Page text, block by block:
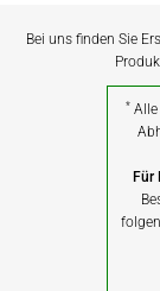
Bei uns finden Sie
*
Für